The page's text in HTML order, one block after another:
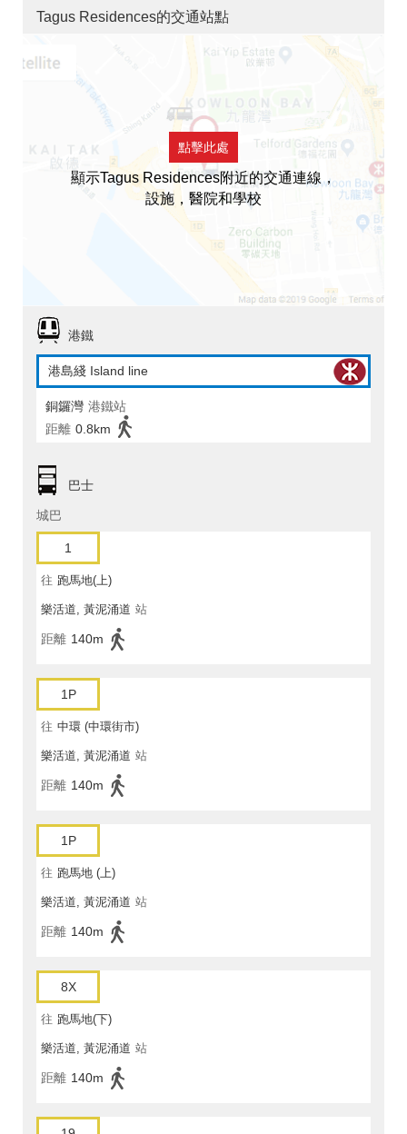
Tagus Residences的交通站點
點擊此處
顯示Tagus Residences附近的交通連線，
設施，醫院和學校
港鐵
港島綫 Island line
銅鑼灣 港鐵站
距離 0.8km
巴士
城巴
1
往 跑馬地(上)
樂活道, 黃泥涌道 站
距離 140m
1P
往 中環 (中環街市)
樂活道, 黃泥涌道 站
距離 140m
1P
往 跑馬地 (上)
樂活道, 黃泥涌道 站
距離 140m
8X
往 跑馬地(下)
樂活道, 黃泥涌道 站
距離 140m